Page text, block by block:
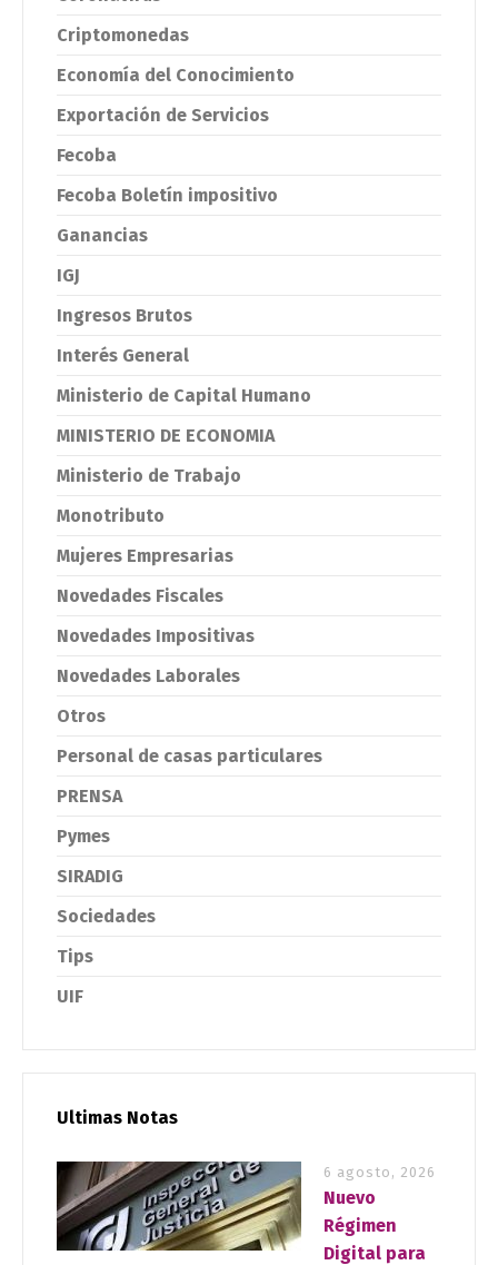
Criptomonedas
Economía del Conocimiento
Exportación de Servicios
Fecoba
Fecoba Boletín impositivo
Ganancias
IGJ
Ingresos Brutos
Interés General
Ministerio de Capital Humano
MINISTERIO DE ECONOMIA
Ministerio de Trabajo
Monotributo
Mujeres Empresarias
Novedades Fiscales
Novedades Impositivas
Novedades Laborales
Otros
Personal de casas particulares
PRENSA
Pymes
SIRADIG
Sociedades
Tips
UIF
Ultimas Notas
6 agosto, 2026
Nuevo
Régimen
Digital para